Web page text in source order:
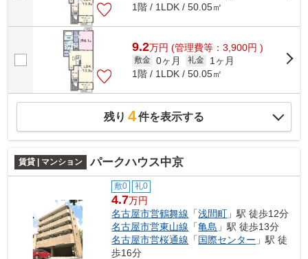
1階 / 1LDK / 50.05㎡
9.2万円 (管理費等：3,900円 )
敷金 0ヶ月 礼金
1ヶ月
1階 / 1LDK / 50.05㎡
残り 4件を表示する
賃貸 | マンション パークハウス中京
敷0 礼0
4.7万円
名古屋市営鶴舞線 「浅間町 」駅 徒歩12分
名古屋市営東山線 「亀島 」駅 徒歩13分
名古屋市営桜通線 「国際センター 」駅 徒
歩16分